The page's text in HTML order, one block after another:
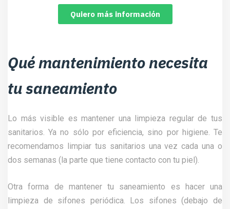
Quiero más información
Qué mantenimiento necesita
tu saneamiento
Lo más visible es mantener una limpieza regular de tus
sanitarios. Ya no sólo por eficiencia, sino por higiene. Te
recomendamos limpiar tus sanitarios una vez cada una o
dos semanas (la parte que tiene contacto con tu piel).
Otra forma de mantener tu saneamiento es hacer una
limpieza de sifones periódica. Los sifones (debajo de